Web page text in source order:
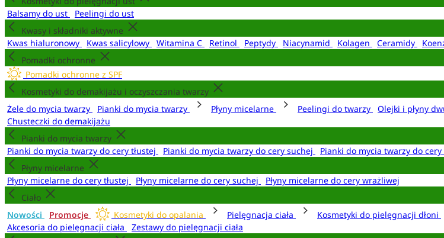
Balsamy do ust
Peelingi do ust
Kwasy i składniki aktywne
Kwas hialuronowy
Kwas salicylowy Witamina C Retinol Peptydy Niacynamid Kolagen Ceramidy
Pomadki ochronne
Pomadki ochronne z SPF
Kosmetyki do demakijażu i oczyszczania twarzy
Żele do mycia twarzy
Pianki do mycia twarzy Płyny micelarne Peelingi do twarzy Olejki i płyny
Chusteczki do demakijażu
Pianki do mycia twarzy
Pianki do mycia twarzy do cery tłustej
Pianki do mycia twarzy do cery suchej
Pianki do mycia twarzy do
Płyny micelarne
Płyny micelarne do cery tłustej
Płyny micelarne do cery suchej
Płyny micelarne do cery wrażliwej
Ciało
Nowości
Promocje Kosmetyki do opalania Pielęgnacja ciała Kosmetyki do pielęgnacji dłoni
Akcesoria do pielęgnacji ciała
Zestawy do pielęgnacji ciała